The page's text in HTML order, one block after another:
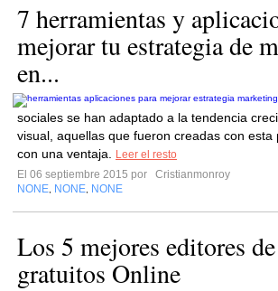
7 herramientas y
mejorar tu estrategia de
en...
sociales se han adaptado a la tendencia
visual, aquellas que fueron creadas con esta
con una ventaja.
Leer el resto
El 06 septiembre 2015 por
Cristianmonroy
NONE NONE NONE
Los 5 mejores editores
gratuitos Online